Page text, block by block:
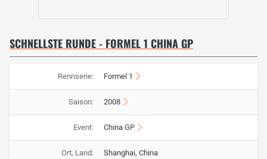
SCHNELLSTE RUNDE - FORMEL 1 CHINA GP
Rennserie: Formel 1
Saison: 2008
Event: China GP
Ort, Land: Shanghai, China